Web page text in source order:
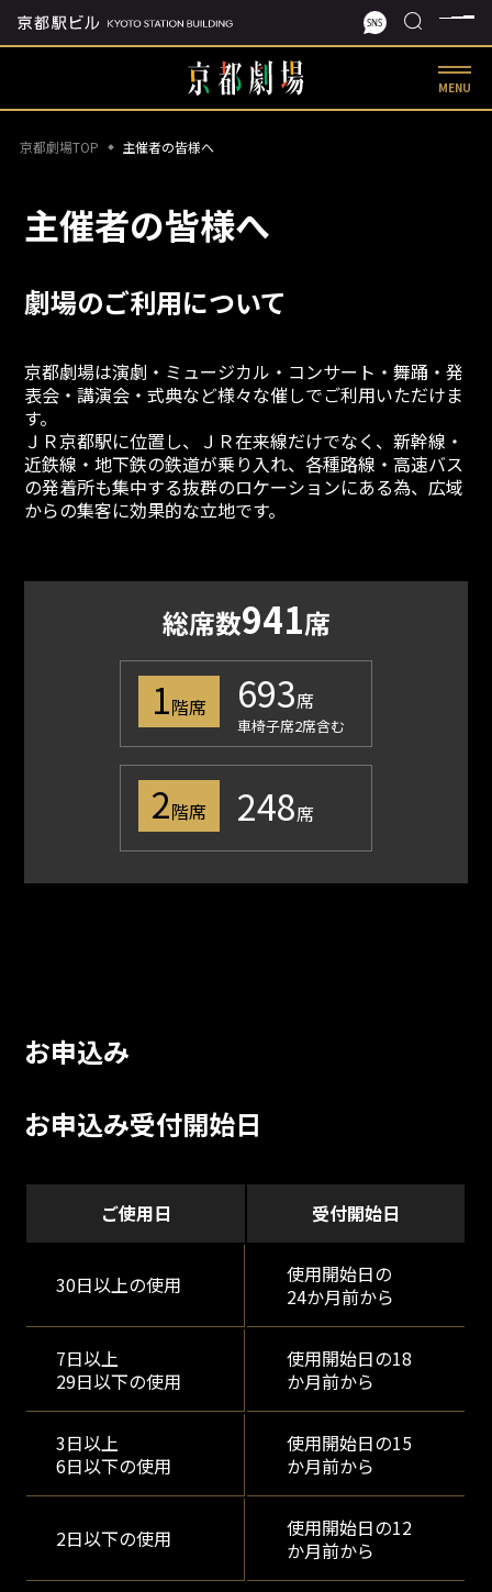
MENU
京都劇場TOP 主催者の皆様へ
主催者の皆様へ
劇場のご利用について
京都劇場は演劇・ミュージカル・コンサート・舞踊・発
表会・講演会・式典など様々な催しでご利用いただけま
す。
ＪＲ京都駅に位置し、ＪＲ在来線だけでなく、新幹線・
近鉄線・地下鉄の鉄道が乗り入れ、各種路線・高速バス
の発着所も集中する抜群のロケーションにある為、広域
からの集客に効果的な立地です。
総席数941席
1階席 693席
車椅子席2席含む
2階席 248席
お申込み
お申込み受付開始日
ご使用日 受付開始日
30日以上の使用
使用開始日の
24か月前から
7日以上
29日以下の使用
使用開始日の18
か月前から
3日以上
6日以下の使用
使用開始日の15
か月前から
2日以下の使用
使用開始日の12
か月前から